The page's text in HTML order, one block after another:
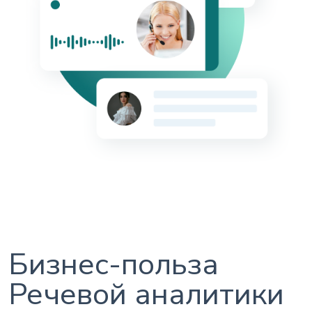
Бизнес-польза
Речевой аналитики